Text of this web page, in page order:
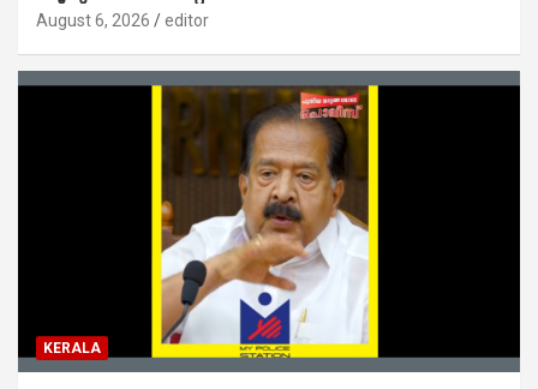
ജനങ്ങളിലേക്കെത്തിക്കും – മന്ത്രി സി പി
August 6, 2026 editor
KERALA